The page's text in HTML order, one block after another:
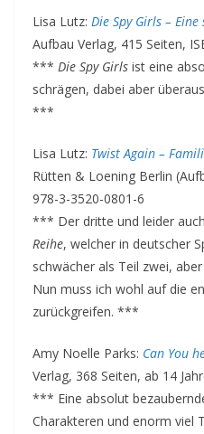
Lisa Lutz: Die Spy Girls –
Aufbau Verlag, 415 Seiten,
*** Die Spy Girls ist eine
schrägen, dabei aber
***
Lisa Lutz: Twist Again –
Rütten & Loening Berlin
978-3-3520-0801-6
*** Der dritte und leider
Reihe, welcher in deutscher
schwächer als Teil zwei,
Nun muss ich wohl auf die
zurückgreifen. ***
Amy Noelle Parks: Can You
Verlag, 368 Seiten, ab 14
*** Eine absolut
Charakteren und enorm viel